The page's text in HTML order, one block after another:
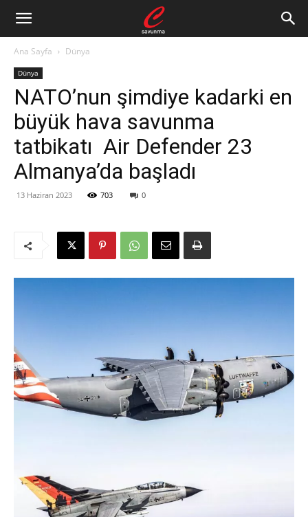
Ana Sayfa Dünya
Dünya
NATO’nun şimdiye kadarki en
büyük hava savunma
tatbikatı Air Defender 23
Almanya’da başladı
13 Haziran 2023 703 0